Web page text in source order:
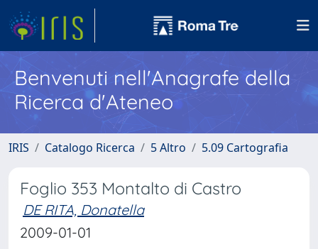
Benvenuti nell'Anagrafe della
Ricerca d'Ateneo
IRIS Catalogo Ricerca 5 Altro 5.09 Cartografia
Foglio 353 Montalto di Castro
DE RITA, Donatella
2009-01-01